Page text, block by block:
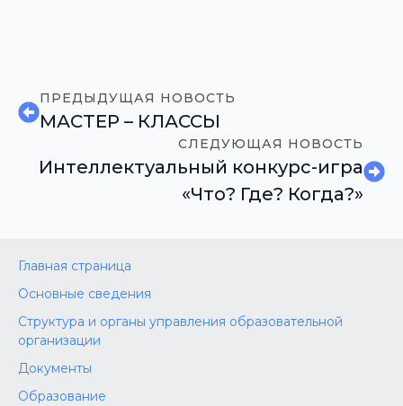
ПРЕДЫДУЩАЯ НОВОСТЬ
МАСТЕР – КЛАССЫ
СЛЕДУЮЩАЯ НОВОСТЬ
Интеллектуальный конкурс-игра
«Что? Где? Когда?»
Главная страница
Основные сведения
Структура и органы управления образовательной
организации
Документы
Образование